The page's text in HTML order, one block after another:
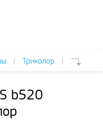
| Триколор |
b520